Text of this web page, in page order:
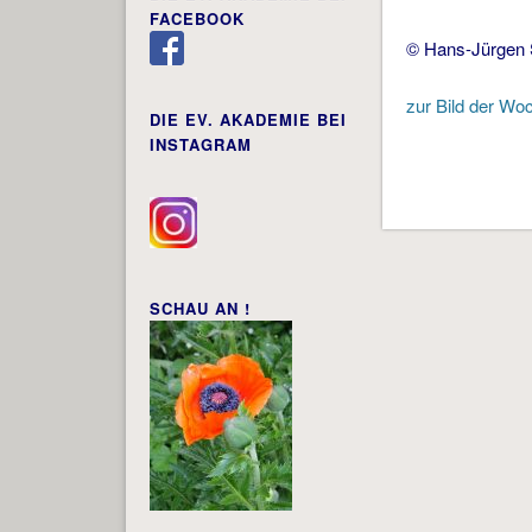
© Hans-Jürgen
zur Bild der
FACEBOOK
DIE EV. AKADEMIE BEI
INSTAGRAM
SCHAU AN !